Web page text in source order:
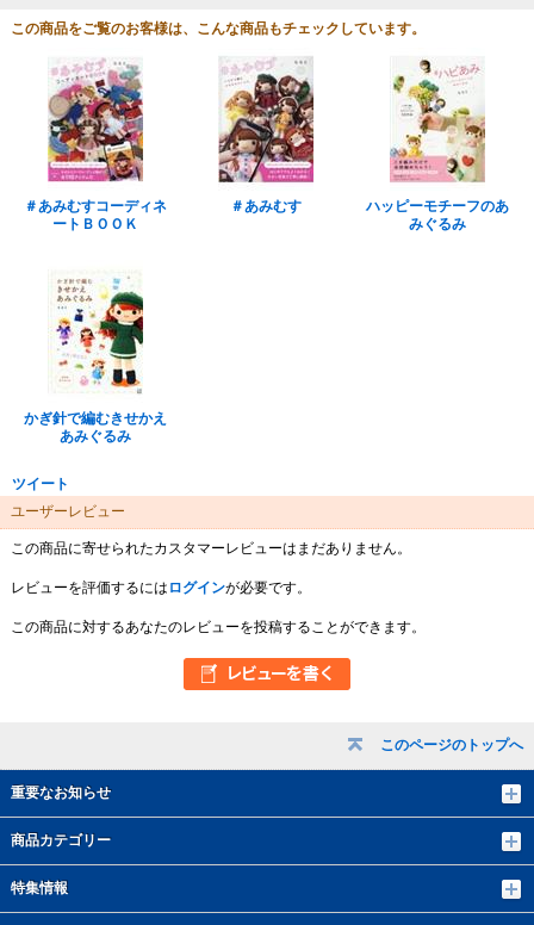
このページのトップへ
重要なお知らせ
商品カテゴリー
特集情報
この商品をご覧のお客様は、こんな商品もチェックしています。
＃あみむすコーディネ
ートＢＯＯＫ
＃あみむす
ハッピーモチーフのあ
みぐるみ
かぎ針で編むきせかえ
あみぐるみ
ツイート
ユーザーレビュー
この商品に寄せられたカスタマーレビューはまだありません。
レビューを評価するには ログインが必要です。
この商品に対するあなたのレビューを投稿することができます。